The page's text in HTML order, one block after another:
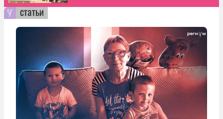
статьи